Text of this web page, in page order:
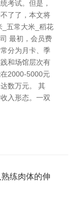
考试。但是，
了了，本文将
_五常大米_稻花
最初，会员费
分为月卡、季
和场馆层次有
2000-5000元
数万元。 其
入形态。一双
练肉体的伸